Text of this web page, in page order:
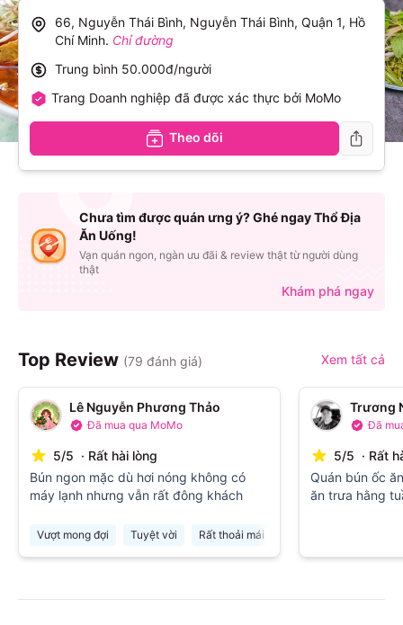
Top Review (79 đánh giá) Xem tất cả
Lê Nguyễn Phương Thảo
Đã mua qua MoMo
5/5 · Rất hài lòng
Bún ngon mặc dù hơi nóng không có
máy lạnh nhưng vẫn rất đông khách
Vượt mong đợi Tuyệt vời Rất thoải mái
Trương
Đã
5/5 · Rất
Quán bún ốc
ăn trưa hằng
66, Nguyễn Thái Bình, Nguyễn Thái Bình, Quận 1, Hồ
Chí Minh. Chỉ đường
Trung bình 50.000đ/người
Trang Doanh nghiệp đã được xác thực bởi MoMo
Theo dõi
Chưa tìm được quán ưng ý? Ghé ngay Thổ Địa
Ăn Uống!
Vạn quán ngon, ngàn ưu đãi & review thật từ người dùng
thật
Khám phá ngay